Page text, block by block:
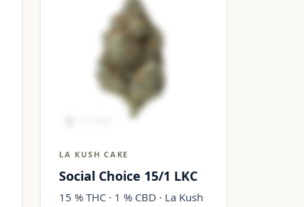
LA KUSH CAKE
Social Choice 15/1 LKC
15 % THC · 1 % CBD · La Kush